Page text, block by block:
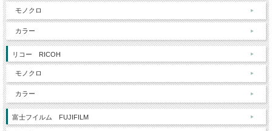
モノクロ
カラー
リコー RICOH
モノクロ
カラー
富士フイルム FUJIFILM